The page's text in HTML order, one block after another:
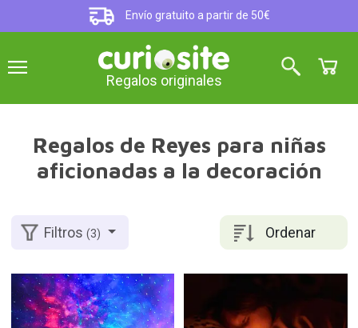
Envío gratuito a partir de 50€
Regalos originales
Regalos de Reyes para niñas
aficionadas a la decoración
Ordenar
Filtros(3)